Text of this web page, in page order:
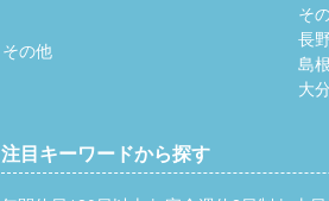
その他
そ
長
島
大
注目キーワードから探す